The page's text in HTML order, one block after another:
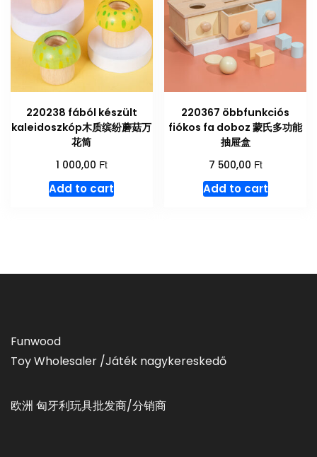
220238 fából készült
kaleidoszkóp木质缤纷蘑菇万
花筒
1 000,00 Ft
Add to cart
220367 öbbfunkciós
fiókos fa doboz 蒙氏多功能
抽屉盒
7 500,00 Ft
Add to cart
Funwood
Toy Wholesaler /Játék nagykereskedő
欧洲 匈牙利玩具批发商/分销商